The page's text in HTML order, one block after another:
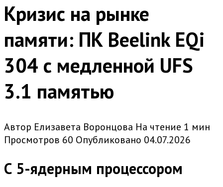
Кризис на рынке
памяти: ПК Beelink EQi
304 с медленной UFS
3.1 памятью
Автор Елизавета Воронцова На чтение 1 мин
Просмотров 60 Опубликовано 04.07.2026
С 5-ядерным процессором